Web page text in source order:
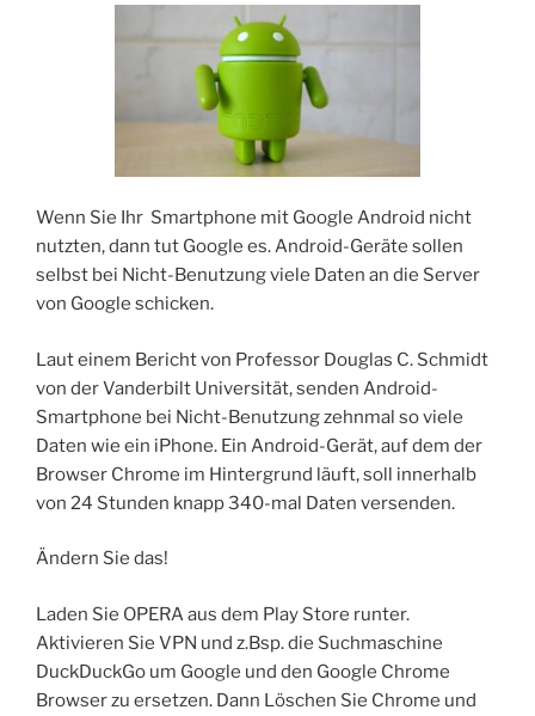
Wenn Sie Ihr Smartphone mit Google Android nicht
nutzten, dann tut Google es. Android-Geräte sollen
selbst bei Nicht-Benutzung viele Daten an die Server
von Google schicken.
Laut einem Bericht von Professor Douglas C. Schmidt
von der Vanderbilt Universität, senden Android-
Smartphone bei Nicht-Benutzung zehnmal so viele
Daten wie ein iPhone. Ein Android-Gerät, auf dem der
Browser Chrome im Hintergrund läuft, soll innerhalb
von 24 Stunden knapp 340-mal Daten versenden.
Ändern Sie das!
Laden Sie OPERA aus dem Play Store runter.
Aktivieren Sie VPN und z.Bsp. die Suchmaschine
DuckDuckGo um Google und den Google Chrome
Browser zu ersetzen. Dann Löschen Sie Chrome und